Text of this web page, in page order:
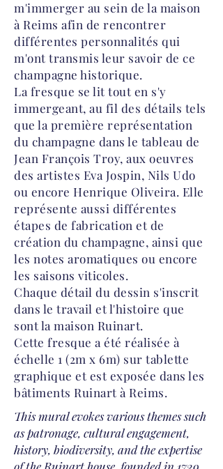
m'immerger au sein de la maison
à Reims afin de rencontrer
différentes personnalités qui
m'ont transmis leur savoir de ce
champagne historique.
La fresque se lit tout en s'y
immergeant, au fil des détails tels
que la première représentation
du champagne dans le tableau de
Jean François Troy, aux oeuvres
des artistes Eva Jospin, Nils Udo
ou encore Henrique Oliveira. Elle
représente aussi différentes
étapes de fabrication et de
création du champagne, ainsi que
les notes aromatiques ou encore
les saisons viticoles.
Chaque détail du dessin s'inscrit
dans le travail et l'histoire que
sont la maison Ruinart.
Cette fresque a été réalisée à
échelle 1 (2m x 6m) sur tablette
graphique et est exposée dans les
bâtiments Ruinart à Reims.
This mural evokes various themes such
as patronage, cultural engagement,
history, biodiversity, and the expertise